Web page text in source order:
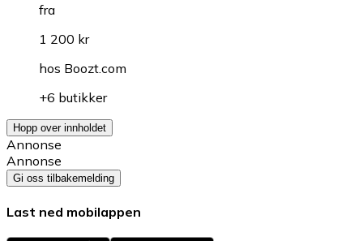
fra
1 200 kr
hos Boozt.com
+6 butikker
Hopp over innholdet
Annonse
Annonse
Gi oss tilbakemelding
Last ned mobilappen